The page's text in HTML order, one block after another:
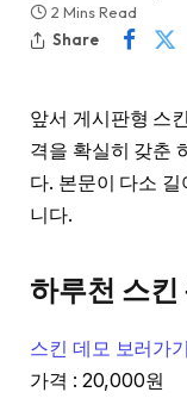
2 Mins Read
Share
앞서 게시판형 스
격을 확실히 갖춘
다. 본문이 다소
니다.
하루천 스킨
스킨 데모 보러가기
가격 : 20,000원